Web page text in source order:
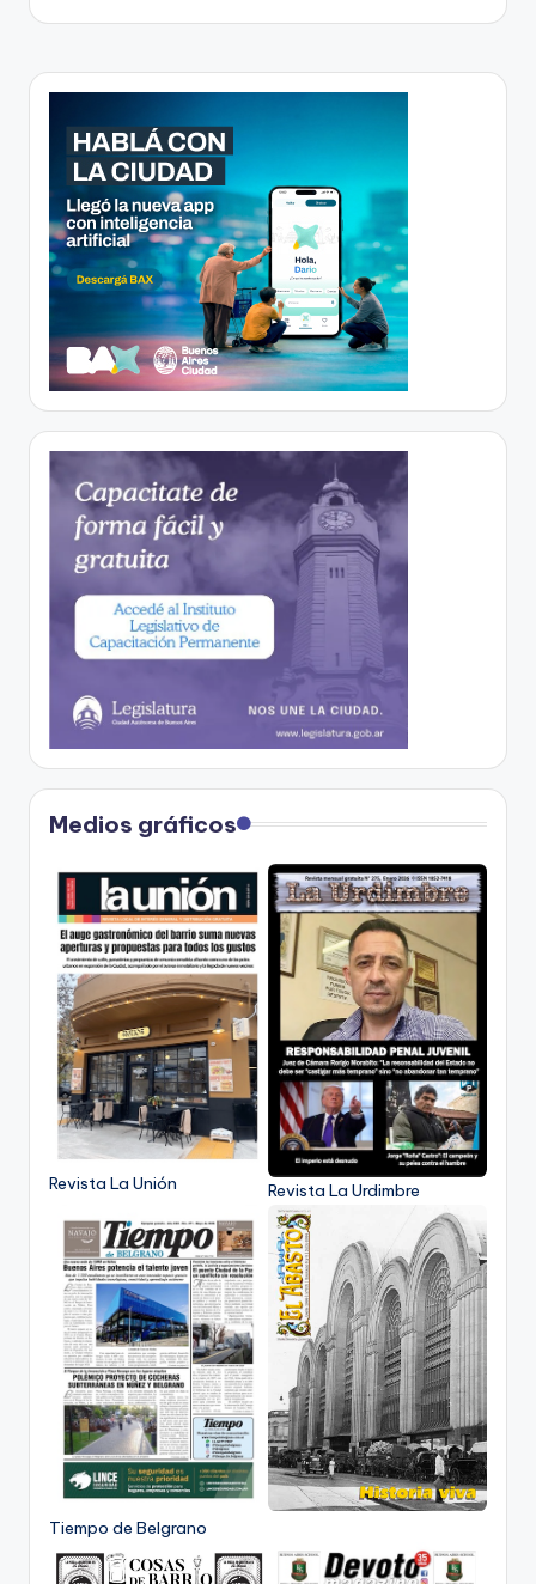
Medios gráficos
Revista La Unión Revista La Urdimbre
Tiempo de Belgrano